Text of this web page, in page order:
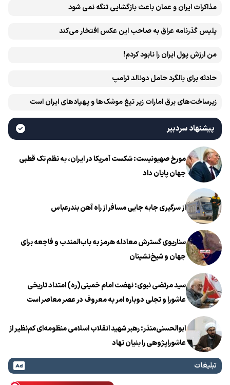
مذاکرات ایران و عمان باعث بازگشایی تنگه نمی شود
پلیس گذرنامه عراق به صاحب این عکس افتخار می‌کند
من ارزش پول ایران را نابود کردم!
حادثه برای بالگرد حامل دونالد ترامپ
زیرساخت‌های برق امارات زیر تیغ موشک‌ها و پهپادهای ایران است
پیشنهاد سردبیر
مورخ صهیونیست: شکست آمریکا در ایران، به نظم تک قطبی
جهان پایان داد
از سرگیری جابه جایی مسافر از راه آهن بندرعباس
سناریوی گسترش معادله هرمز به باب‌المندب و فاجعه برای
جهان و شیخ‌نشینان
سید مرتضی نبوی: نهضت امام خمینی(ره) امتداد تاریخی
عاشورا و تجلی دوباره امر به معروف در عصر معاصر است
ابوالحسنی‌منذر: رهبر شهید انقلاب اسلامی منظومه‌ای کم‌نظیر از
عاشوراپژوهی را بنیان نهاد
تبلیغات